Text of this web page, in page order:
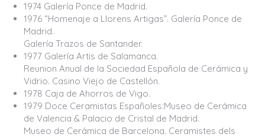
1974 Galería Ponce de Madrid.
1976 “Homenaje a Llorens Artigas”. Galería Ponce de
Madrid.
Galería Trazos de Santander.
1977 Galería Artis de Salamanca.
Reunion Anual de la Sociedad Española de Cerámica y
Vidrio. Casino Viejo de Castellón.
1978 Caja de Ahorros de Vigo.
1979 Doce Ceramistas Españoles:Museo de Cerámica
de Valencia & Palacio de Cristal de Madrid.
Museo de Cerámica de Barcelona. Ceramistes dels